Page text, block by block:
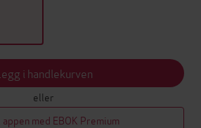
i handlekurven
eller
med EBOK Premium